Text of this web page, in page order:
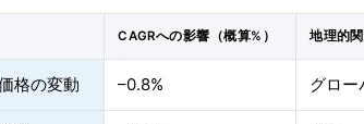
CAGRへの影響（概算%） 地理的
格の変動 –0.8% グロー